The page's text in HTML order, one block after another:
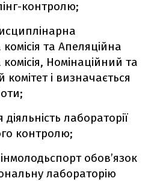
контролю;
та Апеляційна
Номінаційний та
і визначається
лабораторії
контролю;
обов’язок
лабораторію